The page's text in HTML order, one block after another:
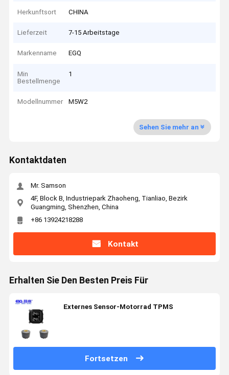
Herkunftsort CHINA
Lieferzeit 7-15 Arbeitstage
Markenname EGQ
Min
Bestellmenge
1
Modellnummer M5W2
Sehen Sie mehr an
Kontaktdaten
Mr. Samson
4F, Block B, Industriepark Zhaoheng, Tianliao, Bezirk
Guangming, Shenzhen, China
+86 13924218288
Kontakt
Erhalten Sie Den Besten Preis Für
Externes Sensor-Motorrad TPMS
Fortsetzen